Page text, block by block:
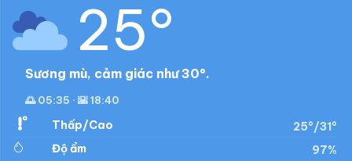
25°
Sương mù, cảm giác như 30°.
🌅 05:35 · 🌇 18:40
Thấp/Cao
25°/31°
Độ ẩm
97%